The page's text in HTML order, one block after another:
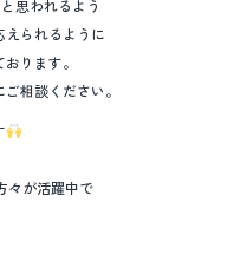
思われるよう
えられるように
ります。
相談ください。
々が活躍中で